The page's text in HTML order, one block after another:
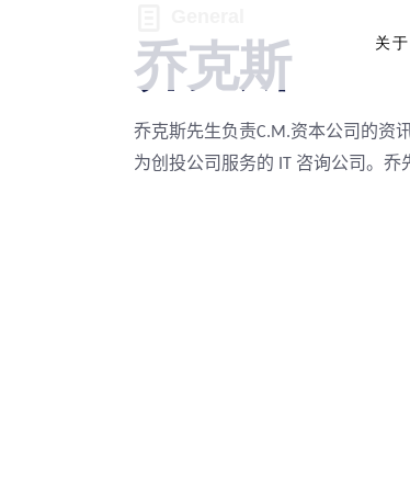
关于
乔克斯
乔克斯先生负责C.M.资本公司的资
为创投公司服务的
咨询公司。乔